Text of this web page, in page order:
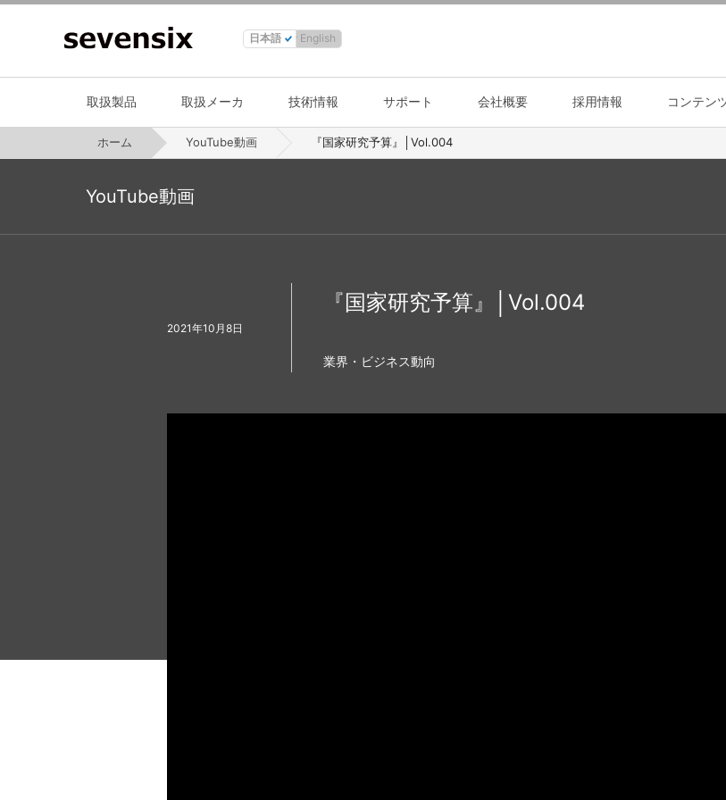
日本語 English
取扱製品 取扱メーカ 技術情報 サポート 会社概要 採用情報 コンテン
ホーム YouTube動画 『国家研究予算』│Vol.004
YouTube動画
『国家研究予算』│Vol.004
業界・ビジネス動向
2021年10月8日